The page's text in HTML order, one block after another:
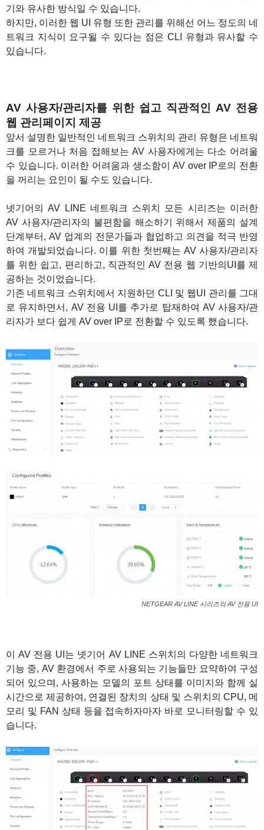
기와 유사한 방식일 수 있습니다.
하지만, 이러한 웹 UI 유형 또한 관리를 위해선 어느 정도의 네
트워크 지식이 요구될 수 있다는 점은 CLI 유형과 유사할 수
있습니다.
AV 사용자/관리자를 위한 쉽고 직관적인 AV 전용
웹 관리페이지 제공
앞서 설명한 일반적인 네트워크 스위치의 관리 유형은 네트워
크를 모르거나 처음 접해보는 AV 사용자에게는 다소 어려울
수 있습니다. 이러한 어려움과 생소함이 AV over IP로의 전환
을 꺼리는 요인이 될 수도 있습니다.
넷기어의 AV LINE 네트워크 스위치 모든 시리즈는 이러한
AV 사용자/관리자의 불편함을 해소하기 위해서 제품의 설계
단계부터, AV 업계의 전문가들과 협업하고 의견을 적극 반영
하여 개발되었습니다. 이를 위한 첫번째는 AV 사용자/관리자
를 위한 쉽고, 편리하고, 직관적인 AV 전용 웹 기반의UI를 제
공하는 것이었습니다.
기존 네트워크 스위치에서 지원하던 CLI 및 웹UI 관리를 그대
로 유지하면서, AV 전용 UI를 추가로 탑재하여 AV 사용자/관
리자가 보다 쉽게 AV over IP로 전환할 수 있도록 했습니다.
NETGEAR AV LINE 시리즈의 AV 전용 UI
이 AV 전용 UI는 넷기어 AV LINE 스위치의 다양한 네트워크
기능 중, AV 환경에서 주로 사용되는 기능들만 요약하여 구성
되어 있으며, 사용하는 모델의 포트 상태를 이미지와 함께 실
시간으로 제공하여, 연결된 장치의 상태 및 스위치의 CPU, 메
모리 및 FAN 상태 등을 접속하자마자 바로 모니터링할 수 있
습니다.